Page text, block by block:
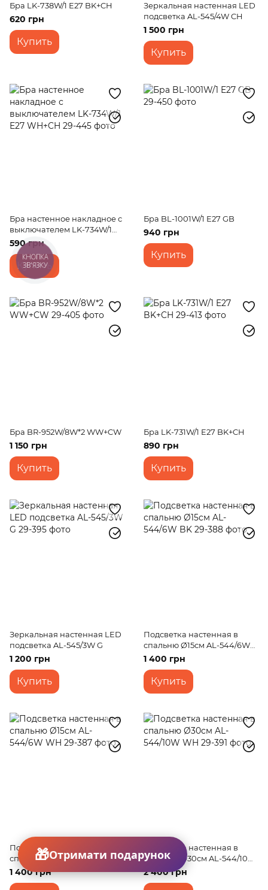
Бра LK-738W/1 E27 BK+CH
620 грн
Купить
Зеркальная настенная LED
подсветка AL-545/4W CH
1 500 грн
Купить
Бра настенное накладное с
выключателем LK-734W/1
E27 WH+CH
590 грн
Купить
Бра BL-1001W/1 E27 GB
940 грн
Купить
Бра BR-952W/8W*2 WW+CW
1 150 грн
Купить
Бра LK-731W/1 E27 BK+CH
890 грн
Купить
Зеркальная настенная LED
подсветка AL-545/3W G
1 200 грн
Купить
Подсветка настенная в
спальню Ø15см AL-544/6W
BK
1 400 грн
Купить
Подсветка настенная в
спальню Ø15см AL-544/6W
WH
1 400 грн
Подсветка настенная в
спальню Ø30см AL-544/10W
2 400 грн
КНОПКА
ЗВ'ЯЗКУ
Отримати подарунок